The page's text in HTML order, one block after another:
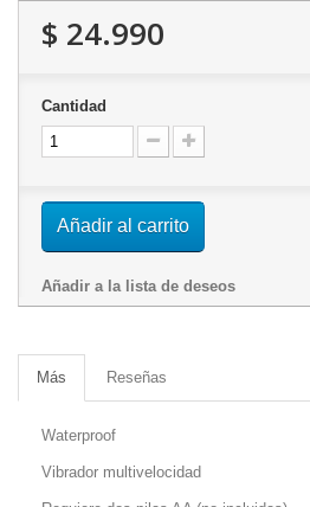
$ 24.990
Cantidad
Añadir al carrito
Añadir a la lista de deseos
Más Reseñas
Waterproof
Vibrador multivelocidad